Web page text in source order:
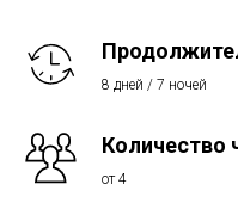
8 дней / 7 ночей
Количество
от 4